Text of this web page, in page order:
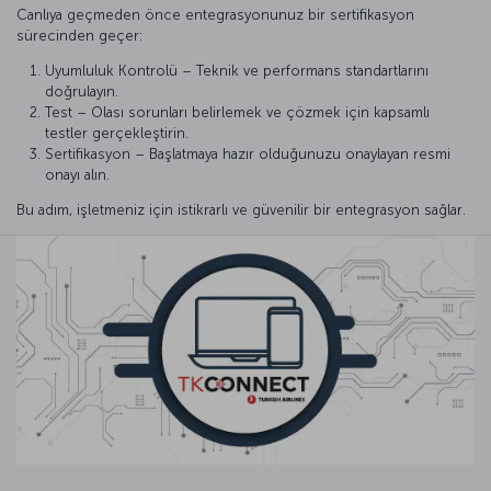
Canlıya geçmeden önce entegrasyonunuz bir sertifikasyon
sürecinden geçer:
Uyumluluk Kontrolü – Teknik ve performans standartlarını
doğrulayın.
Test – Olası sorunları belirlemek ve çözmek için kapsamlı
testler gerçekleştirin.
Sertifikasyon – Başlatmaya hazır olduğunuzu onaylayan resmi
onayı alın.
Bu adım, işletmeniz için istikrarlı ve güvenilir bir entegrasyon sağlar.